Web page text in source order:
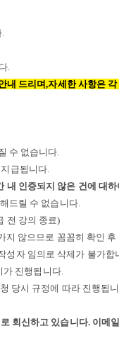
.
.
내 드리며,자세한 사항은
수 없습니다.
급됩니다.
내 인증되지 않은 건에 대
드릴 수 없습니다.
전 강의 종료)
지 않으므로 꼼꼼히 확인
성자 임의로 삭제가 불가합
가 진행됩니다.
당시 규정에 따라 진행됩
회신하고 있습니다. 이